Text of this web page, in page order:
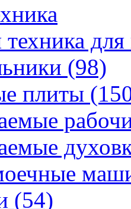
(98)
плиты
(54)